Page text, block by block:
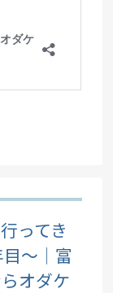
ってき
～｜富
オダケ